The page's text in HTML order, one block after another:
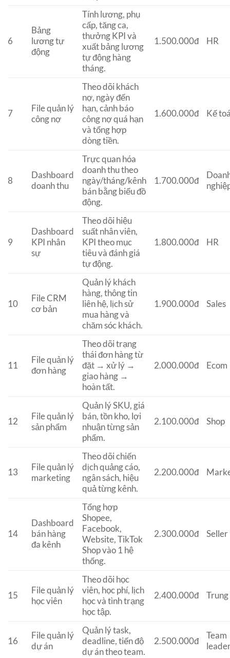
6
Bảng
lương tự
động
Tính lương, phụ
cấp, tăng ca,
thưởng KPI và
xuất bảng lương
tự động hàng
tháng.
1.500.000đ HR
7
File quản lý
công nợ
Theo dõi khách
nợ, ngày đến
hạn, cảnh báo
công nợ quá hạn
và tổng hợp
dòng tiền.
1.600.000đ Kế
8
Dashboard
doanh thu
Trực quan hóa
doanh thu theo
ngày/tháng/kênh
bán bằng biểu đồ
động.
1.700.000đ
9
Dashboard
KPI nhân
sự
Theo dõi hiệu
suất nhân viên,
KPI theo mục
tiêu và đánh giá
tự động.
1.800.000đ HR
10
File CRM
cơ bản
Quản lý khách
hàng, thông tin
liên hệ, lịch sử
mua hàng và
chăm sóc khách.
1.900.000đ Sales
11
File quản lý
đơn hàng
Theo dõi trạng
thái đơn hàng từ
đặt → xử lý →
giao hàng →
hoàn tất.
2.000.000đ Ecom
12
File quản lý
sản phẩm
Quản lý SKU, giá
bán, tồn kho, lợi
nhuận từng sản
phẩm.
2.100.000đ Shop
13
File quản lý
marketing
Theo dõi chiến
dịch quảng cáo,
ngân sách, hiệu
quả từng kênh.
2.200.000đ
14
Dashboard
bán hàng
đa kênh
Tổng hợp
Shopee,
Facebook,
Website, TikTok
Shop vào 1 hệ
thống.
2.300.000đ Seller
15
File quản lý
học viên
Theo dõi học
viên, học phí, lịch
học và tình trạng
học tập.
2.400.000đ
16
File quản lý
dự án
Quản lý task,
deadline, tiến độ
dự án theo team.
2.500.000đ
Team